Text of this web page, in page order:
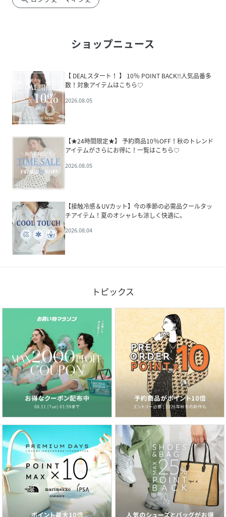
ショップニュース
【 DEALスタート！ 】 10％ POINT BACK!!人気品番多
数！対象アイテムはこちら♡
2026.08.05
【★24時間限定★】 予約商品10％OFF！秋のトレンド
アイテムがさらにお得に！一覧はこちら♡
2026.08.05
【接触冷感＆UVカット】今の季節の必需品クールタッ
チアイテム！夏のオシャレも涼しく快適に。
2026.08.04
トピックス